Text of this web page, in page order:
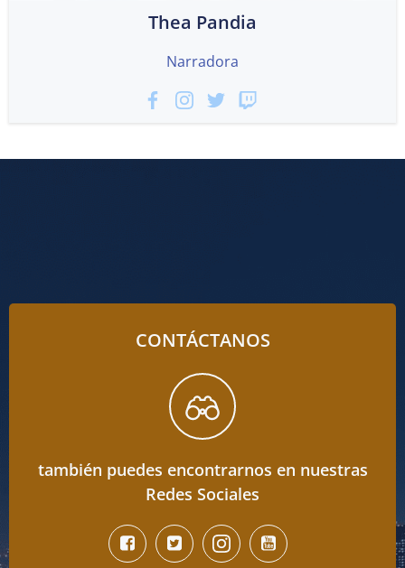
Thea Pandia
Narradora
CONTÁCTANOS
también puedes encontrarnos en nuestras
Redes Sociales